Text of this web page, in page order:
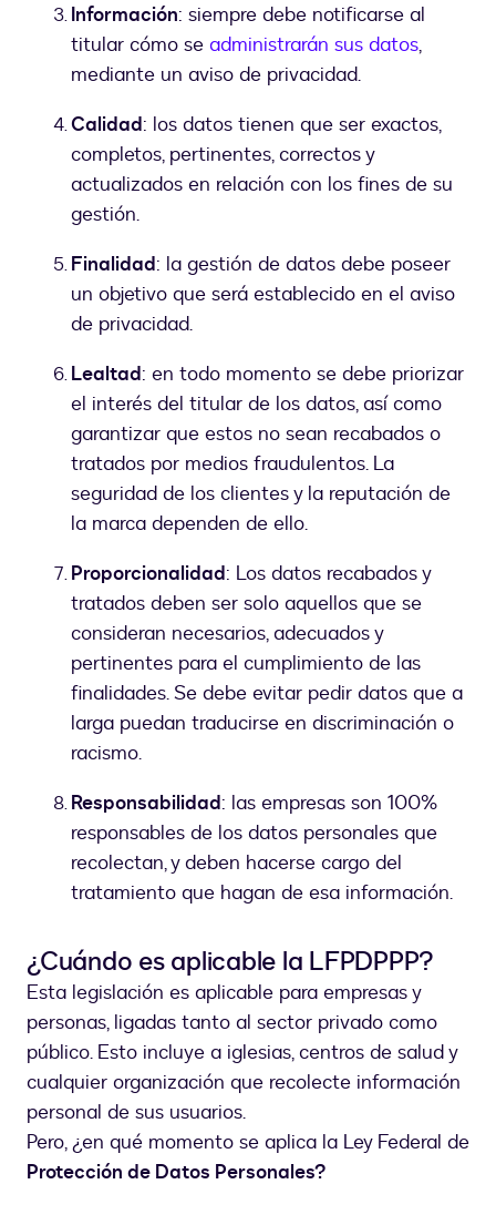
Información: siempre debe notificarse al
titular cómo se administrarán sus datos,
mediante un aviso de privacidad.
Calidad: los datos tienen que ser exactos,
completos, pertinentes, correctos y
actualizados en relación con los fines de su
gestión.
Finalidad: la gestión de datos debe poseer
un objetivo que será establecido en el aviso
de privacidad.
Lealtad: en todo momento se debe priorizar
el interés del titular de los datos, así como
garantizar que estos no sean recabados o
tratados por medios fraudulentos. La
seguridad de los clientes y la reputación de
la marca dependen de ello.
Proporcionalidad: Los datos recabados y
tratados deben ser solo aquellos que se
consideran necesarios, adecuados y
pertinentes para el cumplimiento de las
finalidades. Se debe evitar pedir datos que a
larga puedan traducirse en discriminación o
racismo.
Responsabilidad: las empresas son 100%
responsables de los datos personales que
recolectan, y deben hacerse cargo del
tratamiento que hagan de esa información.
¿Cuándo es aplicable la LFPDPPP?
Esta legislación es aplicable para empresas y
personas, ligadas tanto al sector privado como
público. Esto incluye a iglesias, centros de salud y
cualquier organización que recolecte información
personal de sus usuarios.
Pero, ¿en qué momento se aplica la Ley Federal de
Protección de Datos Personales?